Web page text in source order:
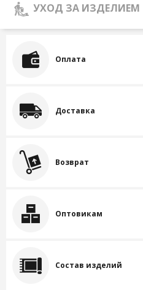
УХОД ЗА ИЗДЕЛИЕМ
Оплата
Доставка
Возврат
Оптовикам
Состав изделий